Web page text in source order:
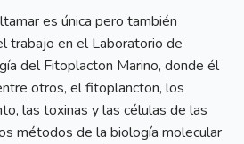
es única pero también
trabajo en el Laboratorio de
del Fitoplacton Marino, donde él
otros, el fitoplancton, los
las toxinas y las células de las
métodos de la biología molecular